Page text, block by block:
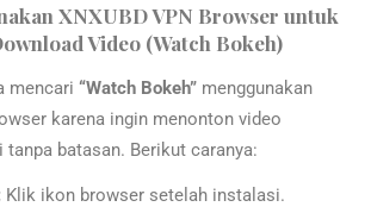
XNXUBD VPN Browser untuk
Video (Watch Bokeh)
mencari “Watch Bokeh” menggunakan
karena ingin menonton video
batasan. Berikut caranya:
Klik ikon browser setelah instalasi.